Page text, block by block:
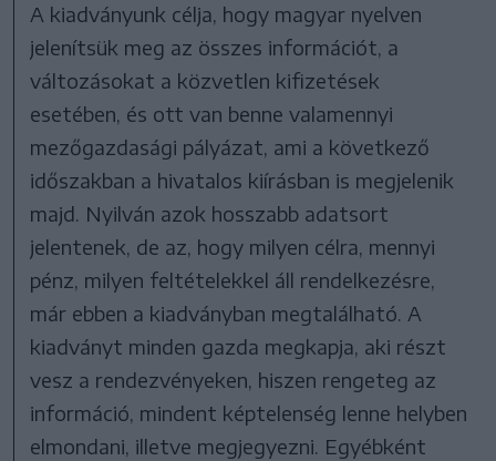
A kiadványunk célja, hogy magyar nyelven
jelenítsük meg az összes információt, a
változásokat a közvetlen kifizetések
esetében, és ott van benne valamennyi
mezőgazdasági pályázat, ami a következő
időszakban a hivatalos kiírásban is megjelenik
majd. Nyilván azok hosszabb adatsort
jelentenek, de az, hogy milyen célra, mennyi
pénz, milyen feltételekkel áll rendelkezésre,
már ebben a kiadványban megtalálható. A
kiadványt minden gazda megkapja, aki részt
vesz a rendezvényeken, hiszen rengeteg az
információ, mindent képtelenség lenne helyben
elmondani, illetve megjegyezni. Egyébként